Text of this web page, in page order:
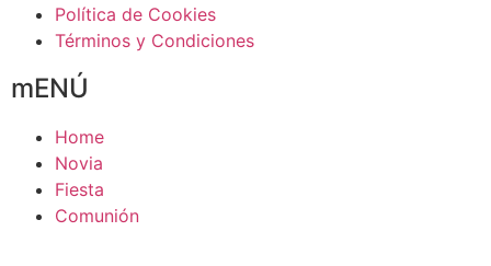
Política de Cookies
Términos y Condiciones
mENÚ
Home
Novia
Fiesta
Comunión